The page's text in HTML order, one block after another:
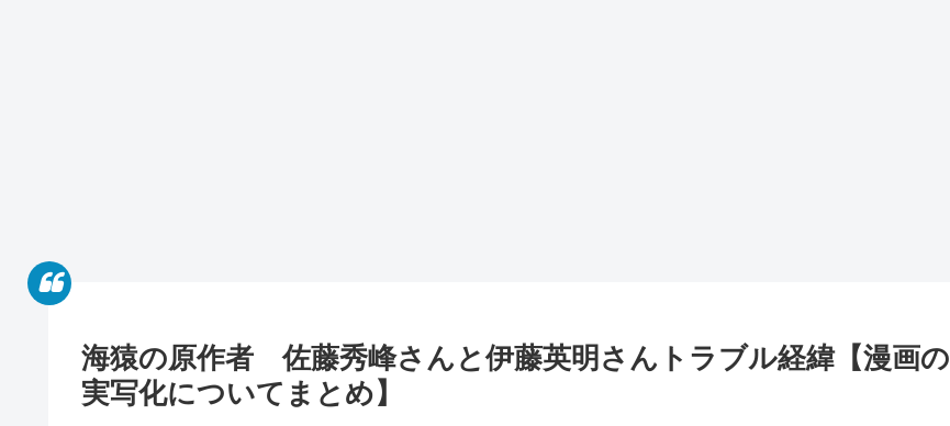
海猿の原作者 佐藤秀峰さんと伊藤英明さんトラブル経緯【漫画の
実写化についてまとめ】